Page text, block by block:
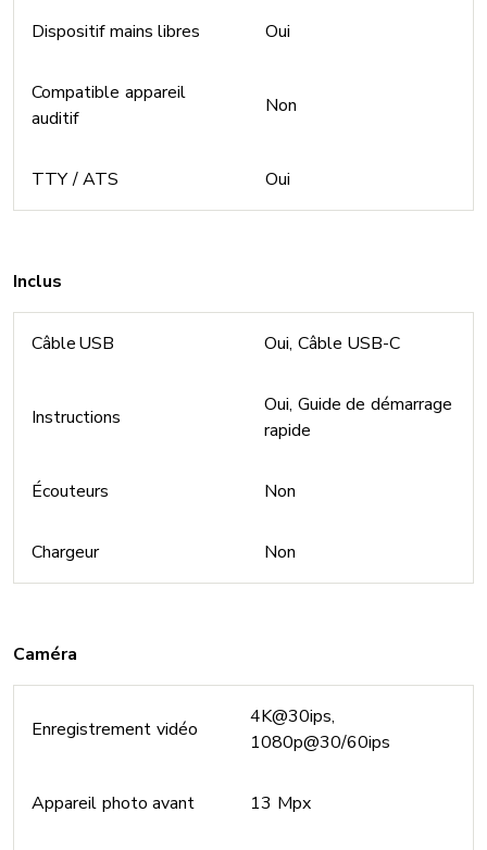
Dispositif mains libres Oui
Compatible appareil
auditif
Non
TTY / ATS Oui
Inclus
Câble USB Oui, Câble USB-C
Instructions
Oui, Guide de démarrage
rapide
Écouteurs Non
Chargeur Non
Caméra
Enregistrement vidéo
4K@30ips,
1080p@30/60ips
Appareil photo avant 13 Mpx